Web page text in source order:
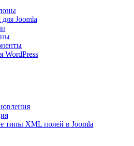
Joomla
WordPress
типы XML полей в Joomla